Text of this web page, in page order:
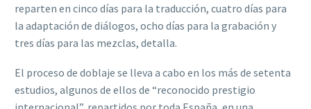
reparten en cinco días para la traducción, cuatro días para
la adaptación de diálogos, ocho días para la grabación y
tres días para las mezclas, detalla.
El proceso de doblaje se lleva a cabo en los más de setenta
estudios, algunos de ellos de “reconocido prestigio